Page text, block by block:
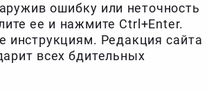
ошибку или неточность
ее и нажмите Ctrl+Enter.
инструкциям. Редакция сайта
всех бдительных